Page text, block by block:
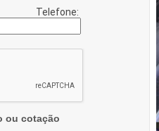
Telefone:
ou cotação